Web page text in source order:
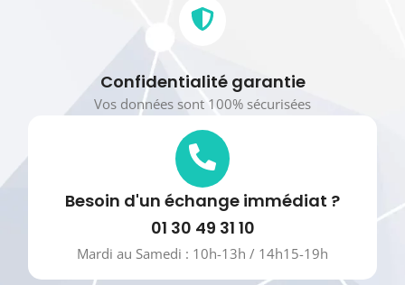
Confidentialité garantie
Vos données sont 100% sécurisées
Besoin d'un échange immédiat ?
01 30 49 31 10
Mardi au Samedi : 10h-13h / 14h15-19h